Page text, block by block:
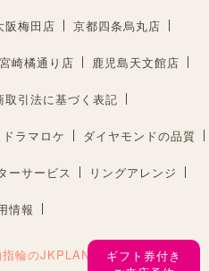
ギフト券付き
阪梅田店 京都四条烏丸店
宮崎橘通り店 鹿児島天文館店
取引法に基づく表記
ドラマロケ ダイヤモンドの品質
ーサービス リングアレンジ
情報
輪のJKPLANET®︎